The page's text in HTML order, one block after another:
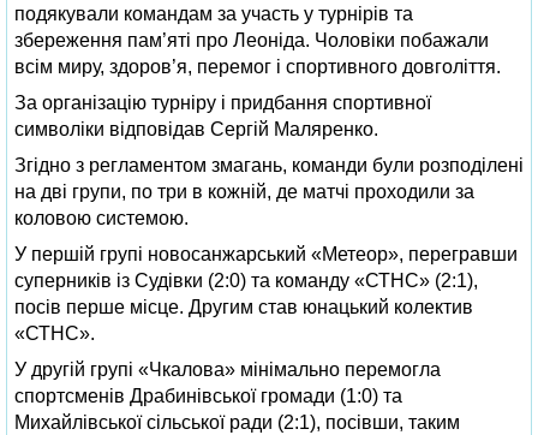
подякували командам за участь у турнірів та
збереження пам’яті про Леоніда. Чоловіки побажали
всім миру, здоров’я, перемог і спортивного довголіття.
За організацію турніру і придбання спортивної
символіки відповідав Сергій Маляренко.
Згідно з регламентом змагань, команди були розподілені
на дві групи, по три в кожній, де матчі проходили за
коловою системою.
У першій групі новосанжарський «Метеор», перегравши
суперників із Судівки (2:0) та команду «СТНС» (2:1),
посів перше місце. Другим став юнацький колектив
«СТНС».
У другій групі «Чкалова» мінімально перемогла
спортсменів Драбинівської громади (1:0) та
Михайлівської сільської ради (2:1), посівши, таким